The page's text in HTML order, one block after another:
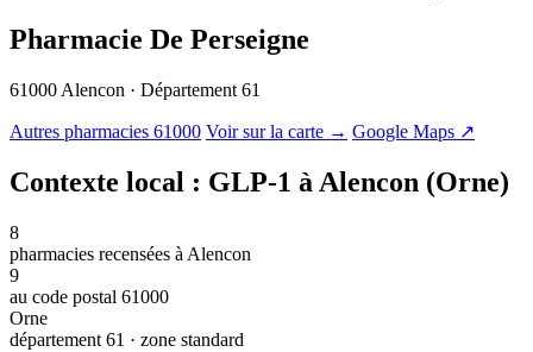
Pharmacie De Perseigne
61000 Alencon · Département 61
Autres pharmacies 61000 Voir sur la carte → Google Maps ↗
Contexte local : GLP-1 à Alencon (Orne)
8
pharmacies recensées à Alencon
9
au code postal 61000
Orne
département 61 · zone standard